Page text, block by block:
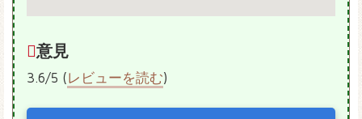
意見
3.6/5 (レビューを読む)